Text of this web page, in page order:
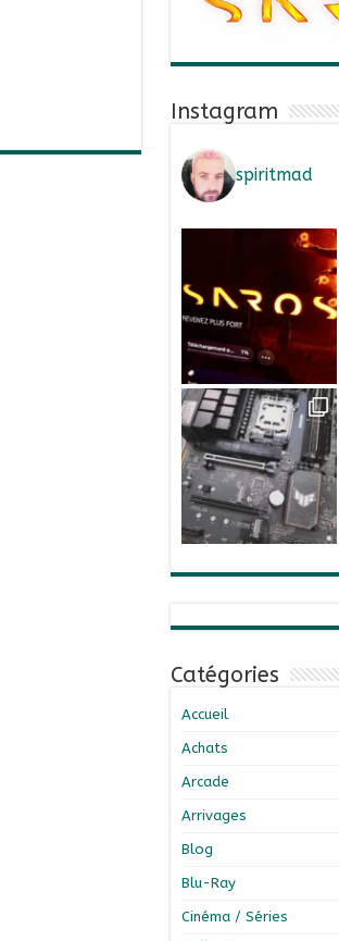
Instagram
spiritmad
Catégories
Accueil
Achats
Arcade
Arrivages
Blog
Blu-Ray
Cinéma / Séries